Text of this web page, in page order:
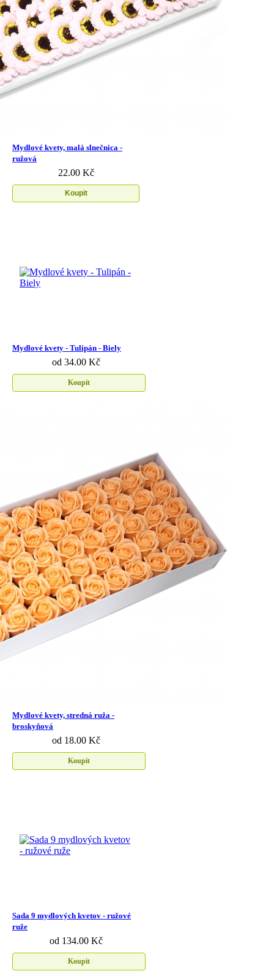
Mydlové kvety, malá slnečnica -
ružová
22.00 Kč
Koupit
Mydlové kvety - Tulipán - Biely
od 34.00 Kč
Koupit
Mydlové kvety, stredná ruža -
broskyňová
od 18.00 Kč
Koupit
Sada 9 mydlových kvetov - ružové
ruže
od 134.00 Kč
Koupit